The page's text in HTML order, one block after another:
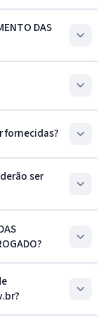
DAS
fornecidas?
ser